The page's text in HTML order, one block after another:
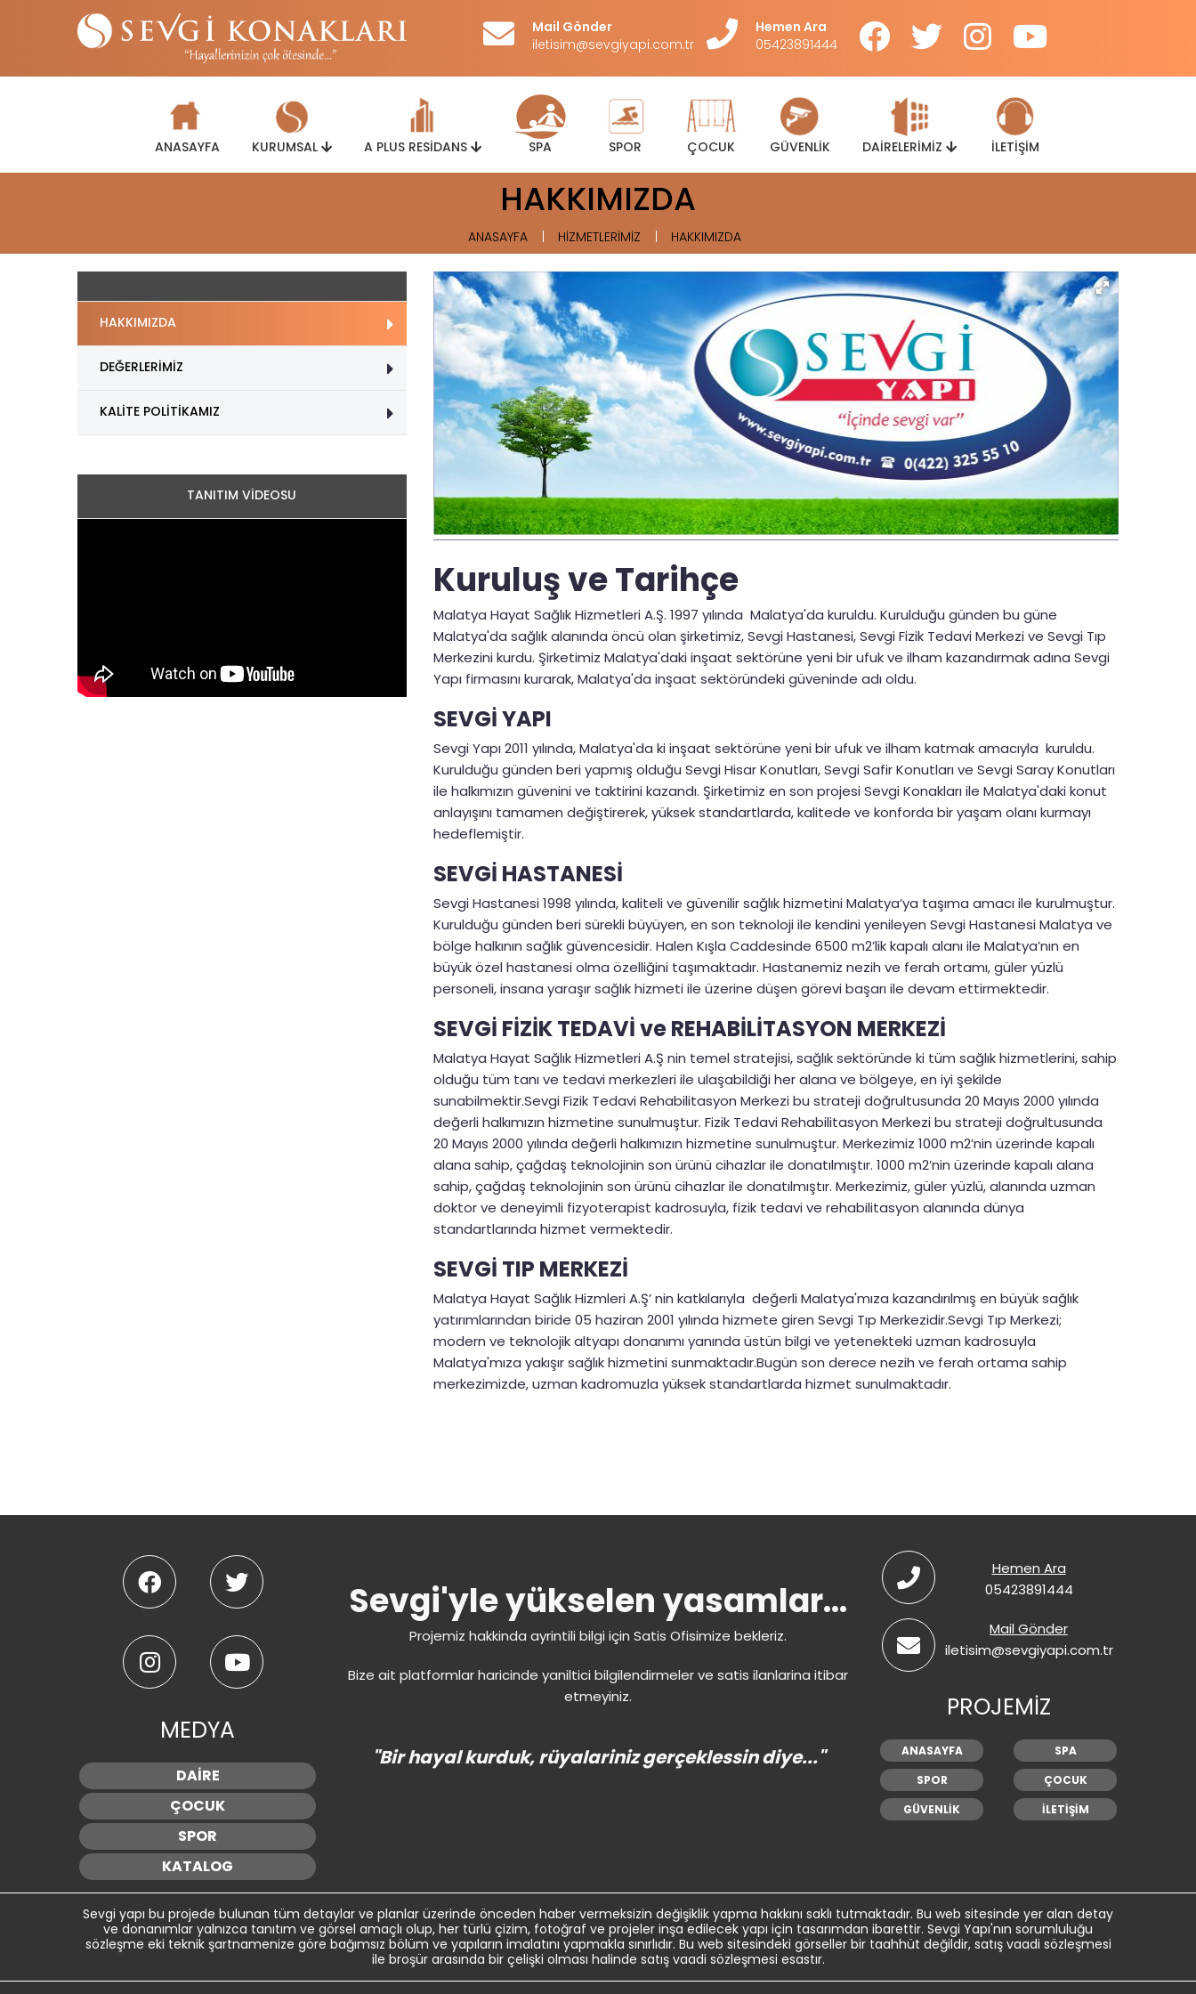
Mail Gönder
iletisim@sevgiyapi.com.tr
Hemen Ara
05423891444
ANASAYFA KURUMSAL A PLUS RESİDANS SPA SPOR ÇOCUK GÜVENLİK DAİRELERİMİZ İLETİŞİM
HAKKIMIZDA
ANASAYFA HİZMETLERİMİZ HAKKIMIZDA
HAKKIMIZDA
DEĞERLERİMİZ
KALİTE POLİTİKAMIZ
TANITIM VİDEOSU
Kuruluş ve Tarihçe
Malatya Hayat Sağlık Hizmetleri A.Ş. 1997 yılında Malatya'da kuruldu. Kurulduğu günden bu güne
Malatya'da sağlık alanında öncü olan şirketimiz, Sevgi Hastanesi, Sevgi Fizik Tedavi Merkezi ve Sevgi Tıp
Merkezini kurdu. Şirketimiz Malatya'daki inşaat sektörüne yeni bir ufuk ve ilham kazandırmak adına Sevgi
Yapı firmasını kurarak, Malatya'da inşaat sektöründeki güveninde adı oldu.
SEVGİ YAPI
Sevgi Yapı 2011 yılında, Malatya'da ki inşaat sektörüne yeni bir ufuk ve ilham katmak amacıyla kuruldu.
Kurulduğu günden beri yapmış olduğu Sevgi Hisar Konutları, Sevgi Safir Konutları ve Sevgi Saray Konutları
ile halkımızın güvenini ve taktirini kazandı. Şirketimiz en son projesi Sevgi Konakları ile Malatya'daki konut
anlayışını tamamen değiştirerek, yüksek standartlarda, kalitede ve konforda bir yaşam olanı kurmayı
hedeflemiştir.
SEVGİ HASTANESİ
Sevgi Hastanesi 1998 yılında, kaliteli ve güvenilir sağlık hizmetini Malatya’ya taşıma amacı ile kurulmuştur.
Kurulduğu günden beri sürekli büyüyen, en son teknoloji ile kendini yenileyen Sevgi Hastanesi Malatya ve
bölge halkının sağlık güvencesidir. Halen Kışla Caddesinde 6500 m2’lik kapalı alanı ile Malatya’nın en
büyük özel hastanesi olma özelliğini taşımaktadır. Hastanemiz nezih ve ferah ortamı, güler yüzlü
personeli, insana yaraşır sağlık hizmeti ile üzerine düşen görevi başarı ile devam ettirmektedir.
SEVGİ FİZİK TEDAVİ ve REHABİLİTASYON MERKEZİ
Malatya Hayat Sağlık Hizmetleri A.Ş nin temel stratejisi, sağlık sektöründe ki tüm sağlık hizmetlerini, sahip
olduğu tüm tanı ve tedavi merkezleri ile ulaşabildiği her alana ve bölgeye, en iyi şekilde
sunabilmektir.Sevgi Fizik Tedavi Rehabilitasyon Merkezi bu strateji doğrultusunda 20 Mayıs 2000 yılında
değerli halkımızın hizmetine sunulmuştur. Fizik Tedavi Rehabilitasyon Merkezi bu strateji doğrultusunda
20 Mayıs 2000 yılında değerli halkımızın hizmetine sunulmuştur. Merkezimiz 1000 m2’nin üzerinde kapalı
alana sahip, çağdaş teknolojinin son ürünü cihazlar ile donatılmıştır. 1000 m2’nin üzerinde kapalı alana
sahip, çağdaş teknolojinin son ürünü cihazlar ile donatılmıştır. Merkezimiz, güler yüzlü, alanında uzman
doktor ve deneyimli fizyoterapist kadrosuyla, fizik tedavi ve rehabilitasyon alanında dünya
standartlarında hizmet vermektedir.
SEVGİ TIP MERKEZİ
Malatya Hayat Sağlık Hizmleri A.Ş’ nin katkılarıyla değerli Malatya'mıza kazandırılmış en büyük sağlık
yatırımlarından biride 05 haziran 2001 yılında hizmete giren Sevgi Tıp Merkezidir.Sevgi Tıp Merkezi;
modern ve teknolojik altyapı donanımı yanında üstün bilgi ve yetenekteki uzman kadrosuyla
Malatya'mıza yakışır sağlık hizmetini sunmaktadır.Bugün son derece nezih ve ferah ortama sahip
merkezimizde, uzman kadromuzla yüksek standartlarda hizmet sunulmaktadır.
MEDYA
DAİRE
ÇOCUK
SPOR
KATALOG
Sevgi'yle yükselen yasamlar...
Projemiz hakkinda ayrintili bilgi için Satis Ofisimize bekleriz.
Bize ait platformlar haricinde yaniltici bilgilendirmeler ve satis ilanlarina itibar
etmeyiniz.
"Bir hayal kurduk, rüyalariniz gerçeklessin diye..."
Hemen Ara
05423891444
Mail Gönder
iletisim@sevgiyapi.com.tr
PROJEMİZ
ANASAYFA
SPA
SPOR
ÇOCUK
GÜVENLİK
İLETİŞİM
Sevgi yapı bu projede bulunan tüm detaylar ve planlar üzerinde önceden haber vermeksizin değişiklik yapma hakkını saklı tutmaktadır. Bu web sitesinde yer alan detay
ve donanımlar yalnızca tanıtım ve görsel amaçlı olup, her türlü çizim, fotoğraf ve projeler inşa edilecek yapı için tasarımdan ibarettir. Sevgi Yapı'nın sorumluluğu
sözleşme eki teknik şartnamenize göre bağımsız bölüm ve yapıların imalatını yapmakla sınırlıdır. Bu web sitesindeki görseller bir taahhüt değildir, satış vaadi sözleşmesi
ile broşür arasında bir çelişki olması halinde satış vaadi sözleşmesi esastır.